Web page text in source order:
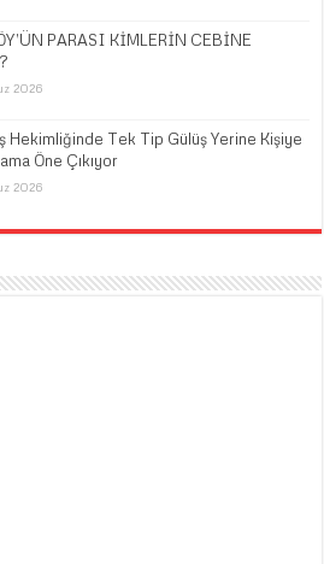
PARASI KİMLERİN CEBİNE
2026
Hekimliğinde Tek Tip Gülüş Yerine Kişiye
Öne Çıkıyor
2026